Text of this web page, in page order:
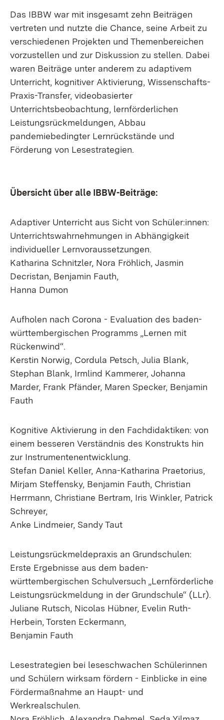
Das IBBW war mit insgesamt zehn Beiträgen
vertreten und nutzte die Chance, seine Arbeit zu
verschiedenen Projekten und Themenbereichen
vorzustellen und zur Diskussion zu stellen. Dabei
waren Beiträge unter anderem zu adaptivem
Unterricht, kognitiver Aktivierung, Wissenschafts-
Praxis-Transfer, videobasierter
Unterrichtsbeobachtung, lernförderlichen
Leistungsrückmeldungen, Abbau
pandemiebedingter Lernrückstände und
Förderung von Lesestrategien.
Übersicht über alle IBBW-Beiträge:
Adaptiver Unterricht aus Sicht von Schüler:innen:
Unterrichtswahrnehmungen in Abhängigkeit
individueller Lernvoraussetzungen.
Katharina Schnitzler, Nora Fröhlich, Jasmin
Decristan, Benjamin Fauth,
Hanna Dumon
Aufholen nach Corona - Evaluation des baden-
württembergischen Programms „Lernen mit
Rückenwind“.
Kerstin Norwig, Cordula Petsch, Julia Blank,
Stephan Blank, Irmlind Kammerer, Johanna
Marder, Frank Pfänder, Maren Specker, Benjamin
Fauth
Kognitive Aktivierung in den Fachdidaktiken: von
einem besseren Verständnis des Konstrukts hin
zur Instrumentenentwicklung.
Stefan Daniel Keller, Anna-Katharina Praetorius,
Mirjam Steffensky, Benjamin Fauth, Christian
Herrmann, Christiane Bertram, Iris Winkler, Patrick
Schreyer,
Anke Lindmeier, Sandy Taut
Leistungsrückmeldepraxis an Grundschulen:
Erste Ergebnisse aus dem baden-
württembergischen Schulversuch „Lernförderliche
Leistungsrückmeldung in der Grundschule“ (LLr).
Juliane Rutsch, Nicolas Hübner, Evelin Ruth-
Herbein, Torsten Eckermann,
Benjamin Fauth
Lesestrategien bei leseschwachen Schülerinnen
und Schülern wirksam fördern - Einblicke in eine
Fördermaßnahme an Haupt- und
Werkrealschulen.